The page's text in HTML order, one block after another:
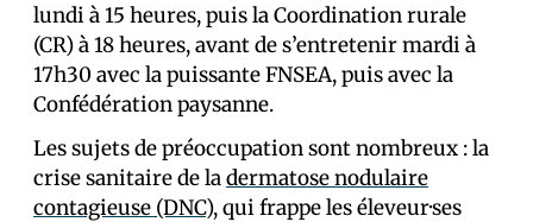
lundi à 15 heures, puis la Coordination rurale
(CR) à 18 heures, avant de s’entretenir mardi à
17h30 avec la puissante FNSEA, puis avec la
Confédération paysanne.
Les sujets de préoccupation sont nombreux : la
crise sanitaire de ladermatose nodulaire
contagieuse (DNC), qui frappe les éleveur·ses